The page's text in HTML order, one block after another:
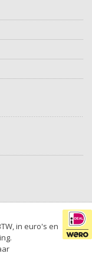
in euro's en